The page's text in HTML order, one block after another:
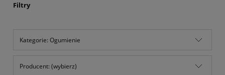
Filtry
Kategorie: Ogumienie
Producent: (wybierz)